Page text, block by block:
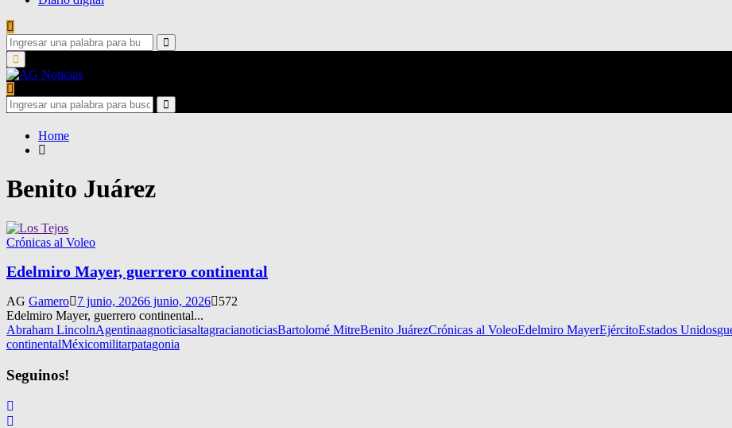
Search
for:
Search
Primary
Menu
Search
for:
Search
Home
Benito Juárez
Crónicas al Voleo
Edelmiro Mayer, guerrero continental
AG Gamero 7 junio, 20266 junio, 2026
572
Edelmiro Mayer, guerrero continental...
Abraham LincolnAgentinaagnoticiasaltagracianoticiasBartolomé MitreBenito JuárezCrónicas al VoleoEdelmiro MayerEjércitoEstados Unidos
continentalMéxicomilitarpatagonia
Seguinos!